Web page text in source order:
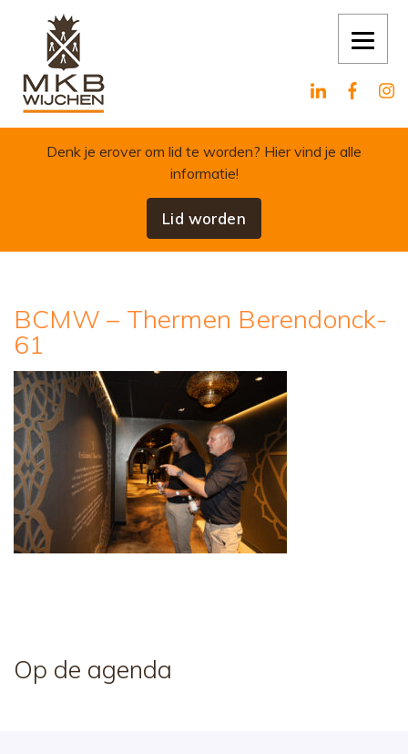
Skip to content
Denk je erover om lid te worden? Hier vind je alle
informatie!
Lid worden
BCMW – Thermen Berendonck-
61
Op de agenda